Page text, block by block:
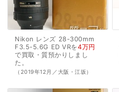
Nikon レンズ 28-300mm
F3.5-5.6G ED VRを4万円
で買取・質預かり しまし
た。
（2019年12月／大阪・江坂）